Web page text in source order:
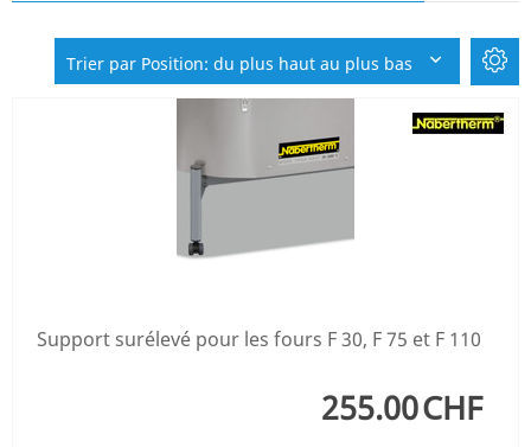
Trier par Position: du plus haut au plus bas
Support surélevé pour les fours F 30, F 75 et F 110
255.00CHF